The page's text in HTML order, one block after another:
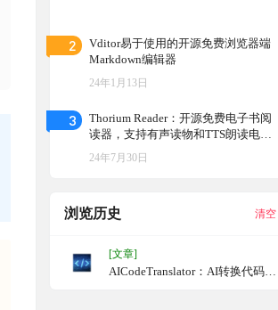
2
Vditor易于使用的开源免费浏览器端
Markdown编辑器
24年1月13日
3
Thorium Reader：开源免费电子书阅
读器，支持有声读物和TTS朗读电子
书
24年7月30日
浏览历史 清空
[文章]
AICodeTranslator：AI转换代码语